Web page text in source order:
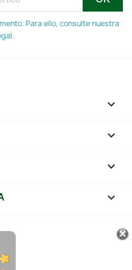
Para ello, consulte nuestra



keyboard_arrow_down